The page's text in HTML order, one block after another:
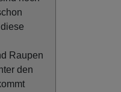
Raupen
den